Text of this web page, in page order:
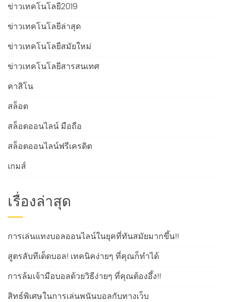
ข่าวเทคโนโลยี2019
ข่าวเทคโนโลยีล่าสุด
ข่าวเทคโนโลยีสมัยใหม่
ข่าวเทคโนโลยีสารสนเทศ
คาสิโน
สล็อต
สล็อตออนไลน์ มือถือ
สล็อตออนไลน์ฟรีเครดิต
เกมส์
เรื่องล่าสุด
การเล่นแทงบอลออนไลน์ในยุคที่ทันสมัยมากขึ้น!!
สูตรลับทีเด็ดบอล! เทคนิคง่ายๆ ที่คุณก็ทำได้
การล้มเจ้ามือบอลด้วยวิธีง่ายๆ ที่คุณต้องอึ้ง!!
สิทธ์พิเศษในการเล่นพนันบอลกับทางเว็บ